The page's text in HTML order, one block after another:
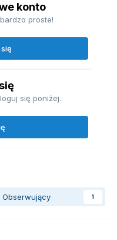
konto
proste!
się poniżej.
Obserwujący 1